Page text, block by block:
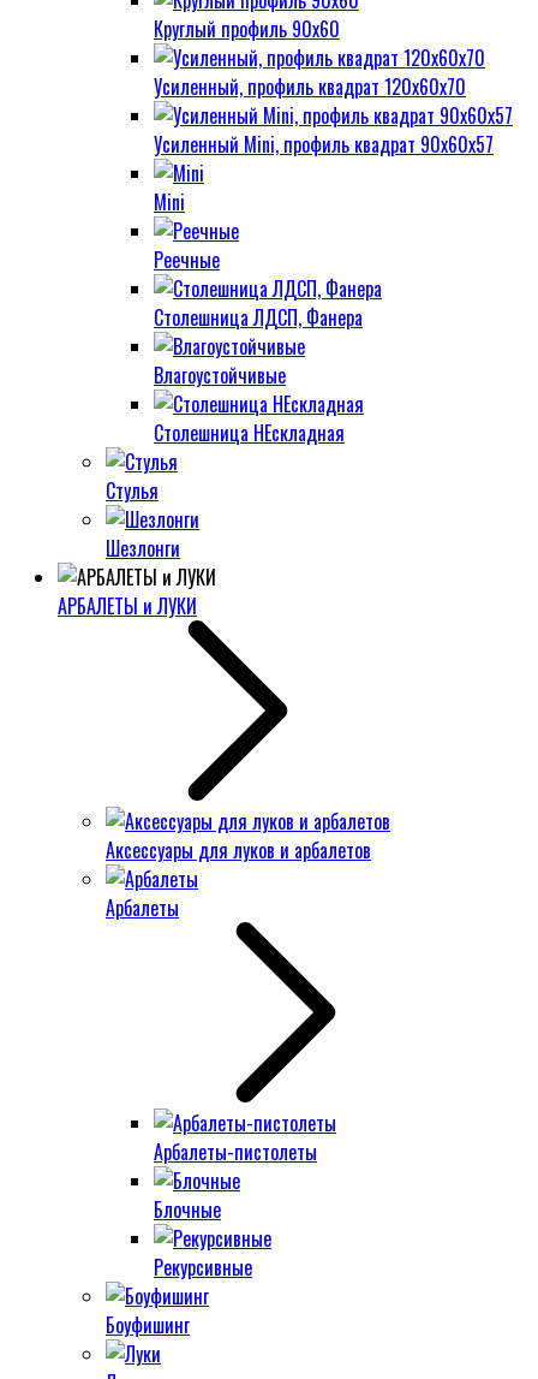
Круглый профиль 90х60
Усиленный, профиль квадрат 120х60х70
Усиленный Mini, профиль квадрат 90х60х57
Mini
Реечные
Столешница ЛДСП, Фанера
Влагоустойчивые
Столешница НЕскладная
Стулья
Шезлонги
АРБАЛЕТЫ и ЛУКИ
Аксессуары для луков и арбалетов
Арбалеты
Арбалеты-пистолеты
Блочные
Рекурсивные
Боуфишинг